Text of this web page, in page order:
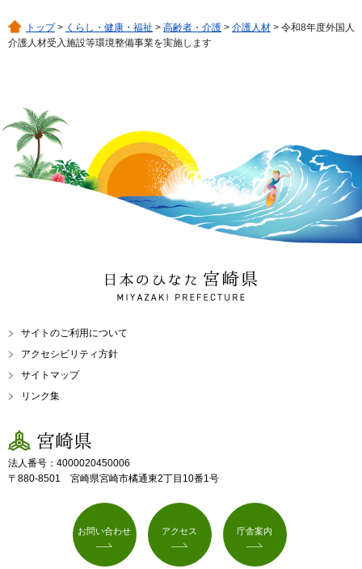
トップ> くらし・健康・福祉 > 高齢者・介護 > 介護人材 > 令和8年度外国人
介護人材受入施設等環境整備事業を実施します
日本のひなた 宮崎県
MIYAZAKI PREFECTURE
サイトのご利用について
アクセシビリティ方針
サイトマップ
リンク集
宮崎県
法人番号：4000020450006
〒880-8501 宮崎県宮崎市橘通東2丁目10番1号
お問い合わせ アクセス 庁舎案内